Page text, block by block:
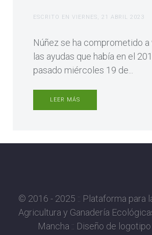
ESCRITO EN VIERNES, 21 ABRIL 2023
Núñez se ha comprometido a
las ayudas que había en el
pasado miércoles 19 de...
LEER MÁS
© 2016 - 2025 :: Plataforma para
Agricultura y Ganadería
Mancha :: Diseño de logotipo